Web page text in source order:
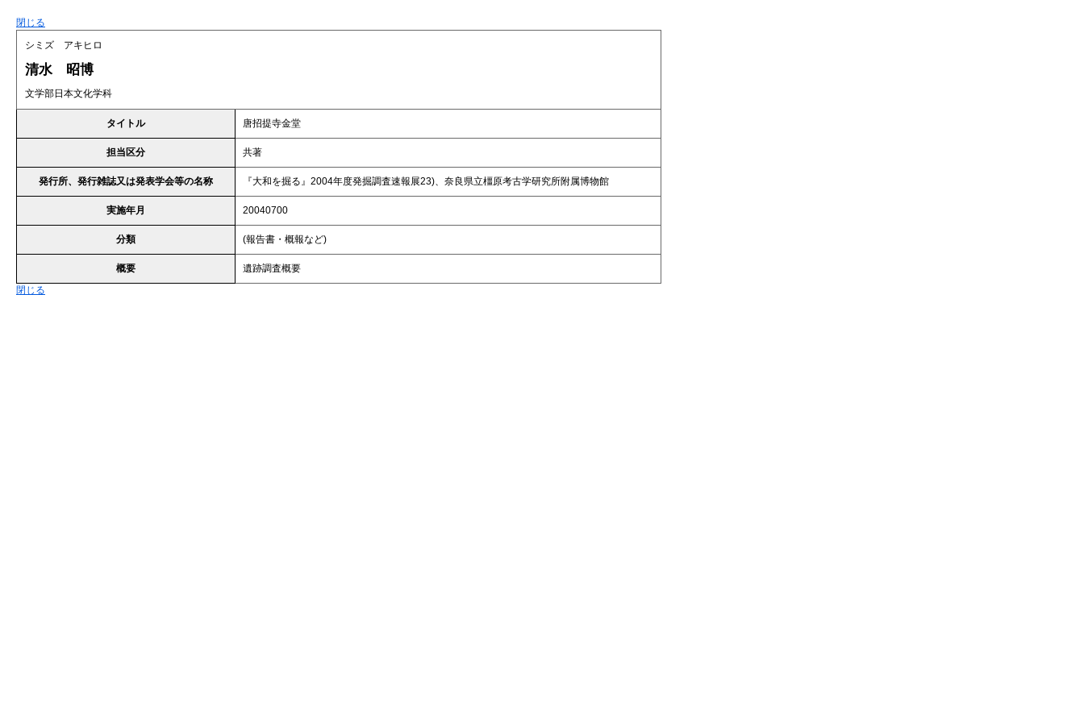
閉じる
シミズ アキヒロ
清水 昭博
文学部日本文化学科
タイトル 唐招提寺金堂
担当区分 共著
発行所、発行雑誌又は発表学会等の名称 『大和を掘る』2004年度発掘調査速報展23)、奈良県立橿原考古学研究所附属博物館
実施年月 20040700
分類 (報告書・概報など)
概要
遺跡調査概要
閉じる